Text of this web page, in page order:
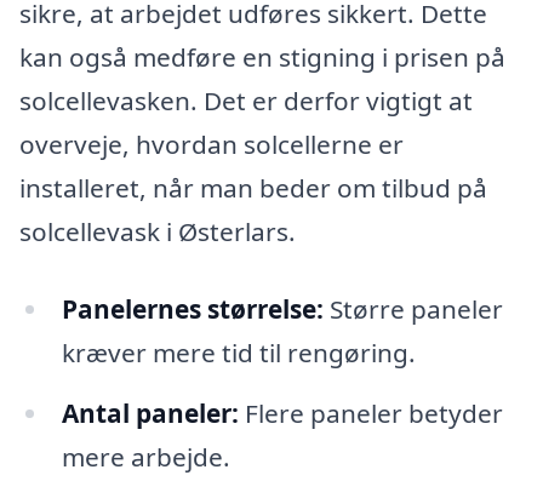
sikre, at arbejdet udføres sikkert. Dette
kan også medføre en stigning i prisen på
solcellevasken. Det er derfor vigtigt at
overveje, hvordan solcellerne er
installeret, når man beder om tilbud på
solcellevask i Østerlars.
Panelernes størrelse: Større paneler
kræver mere tid til rengøring.
Antal paneler: Flere paneler betyder
mere arbejde.